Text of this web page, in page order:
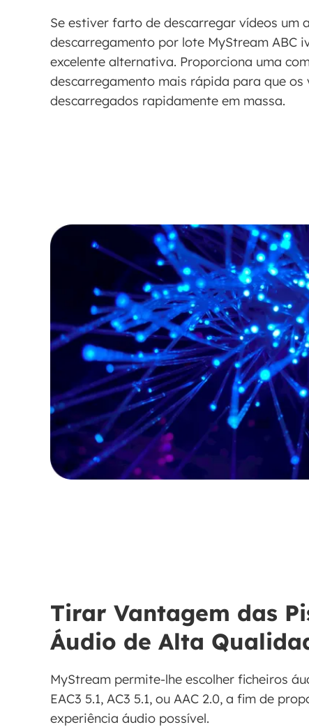
Se estiver farto de descarregar vídeos um
descarregamento por lote MyStream ABC
excelente alternativa. Proporciona uma
descarregamento mais rápida para que os
descarregados rapidamente em massa.
Tirar Vantagem das
Áudio de Alta
MyStream permite-lhe escolher ficheiros
EAC3 5.1, AC3 5.1, ou AAC 2.0, a fim de
experiência áudio possível.